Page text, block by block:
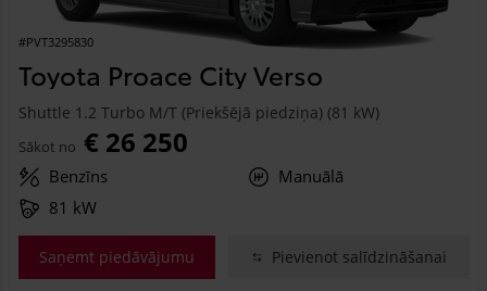
#PVT3295830
Toyota Proace City Verso
Shuttle 1.2 Turbo M/T (Priekšējā piedziņa) (81 kW)
Sākot no € 26 250
Benzīns
Manuālā
81 kW
Saņemt piedāvājumu Pievienot salīdzināšanai